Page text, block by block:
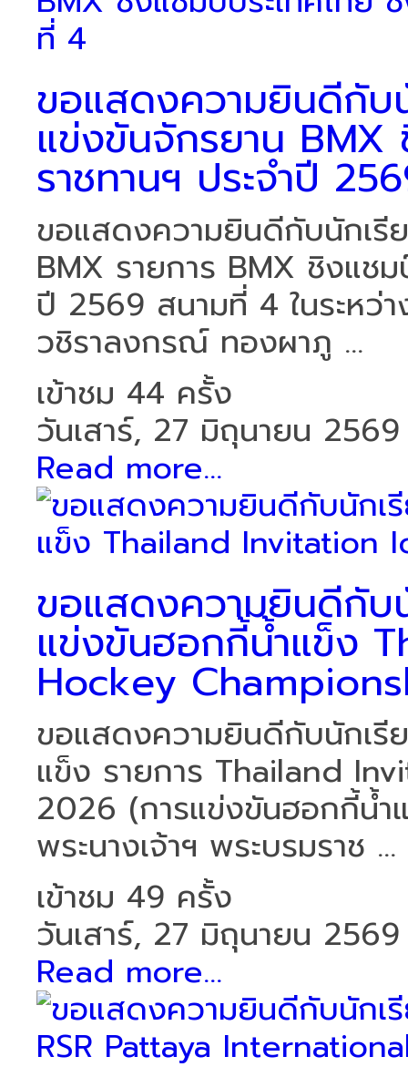
ขอแสดงความยินดีกับ
แข่งขันจักรยาน BMX
ราชทานฯ ประจำปี
ขอแสดงความยินดีกับนักเรี
BMX รายการ BMX ชิงแช
ปี 2569 สนามที่ 4 ในระห
วชิราลงกรณ์ ทองผาภู ...
เข้าชม 44 ครั้ง
วันเสาร์, 27 มิถุนายน 2569
Read more...
ขอแสดงความยินดีกับ
แข่งขันฮอกกี้น้ำแข็ง
Hockey
ขอแสดงความยินดีกับนักเรี
แข็ง รายการ Thailand
2026 (การแข่งขันฮอกกี้น้ำ
พระนางเจ้าฯ พระบรมราช ...
เข้าชม 49 ครั้ง
วันเสาร์, 27 มิถุนายน 2569
Read more...